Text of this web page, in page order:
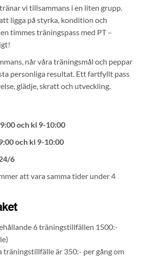
vi tillsammans i en liten grupp.
ligga på styrka, kondition och
timmes träningspass med PT –
når våra träningsmål och peppar
personliga resultat. Ett fartfyllt pass
glädje, skratt och utveckling.
och kl 9-10:00
och kl 9-10:00
6
att vara samma tider under 4
6 träningstillfällen 1500:-
träningstillfälle är 350:- per gång om